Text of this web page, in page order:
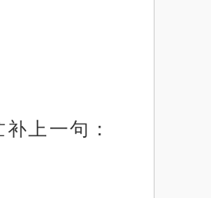
上一句：